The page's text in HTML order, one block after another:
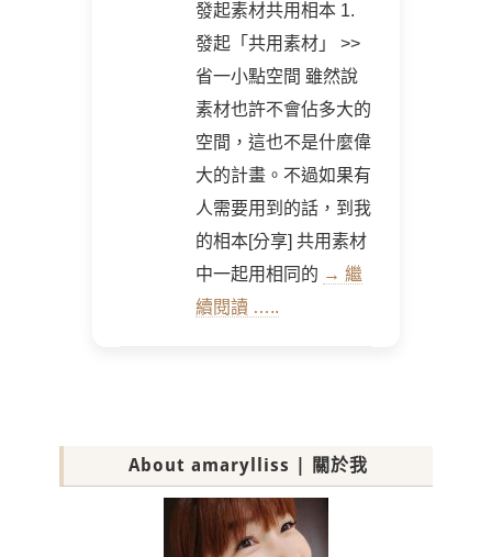
發起素材共用相本 1.
發起「共用素材」 >>
省一小點空間 雖然說
素材也許不會佔多大的
空間，這也不是什麼偉
大的計畫。不過如果有
人需要用到的話，到我
的相本[分享] 共用素材
中一起用相同的 → 繼
續閱讀 …..
About amarylliss | 關於我